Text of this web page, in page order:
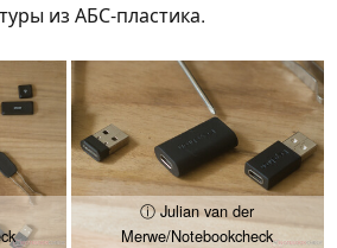
из АБС-пластика.
ⓘ Julian van der
Merwe/Notebookcheck